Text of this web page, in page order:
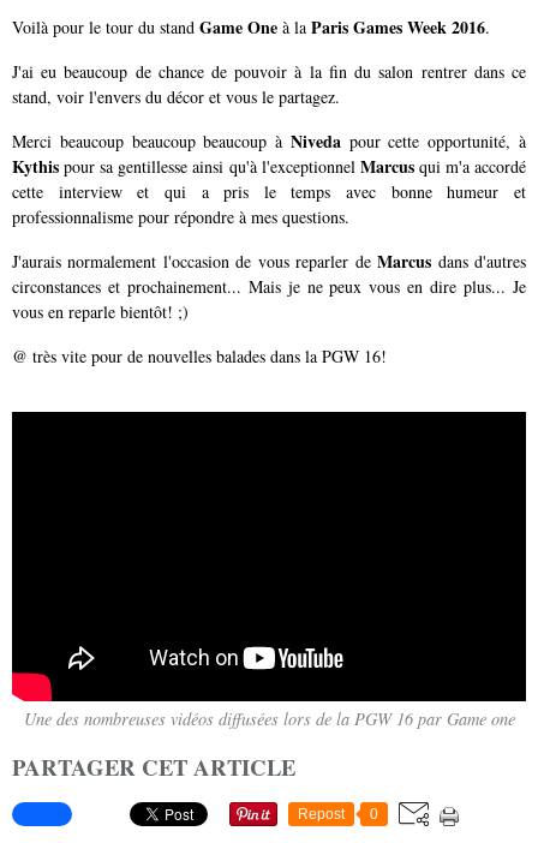
Voilà pour le tour du stand Game One à la Paris Games Week 2016.
J'ai eu beaucoup de chance de pouvoir à la fin du salon rentrer dans ce
stand, voir l'envers du décor et vous le partagez.
Merci beaucoup beaucoup beaucoup à Nivedapour cette opportunité, à
Kythis pour sa gentillesse ainsi qu'à l'exceptionnel Marcusqui m'a accordé
cette interview et qui a pris le temps avec bonne humeur et
professionnalisme pour répondre à mes questions.
J'aurais normalement l'occasion de vous reparler deMarcus dans d'autres
circonstances et prochainement... Mais je ne peux vous en dire plus... Je
vous en reparle bientôt! ;)
@ très vite pour de nouvelles balades dans la PGW 16!
Une des nombreuses vidéos diffusées lors de la PGW 16 par Game one
PARTAGER CET ARTICLE
Repost 0